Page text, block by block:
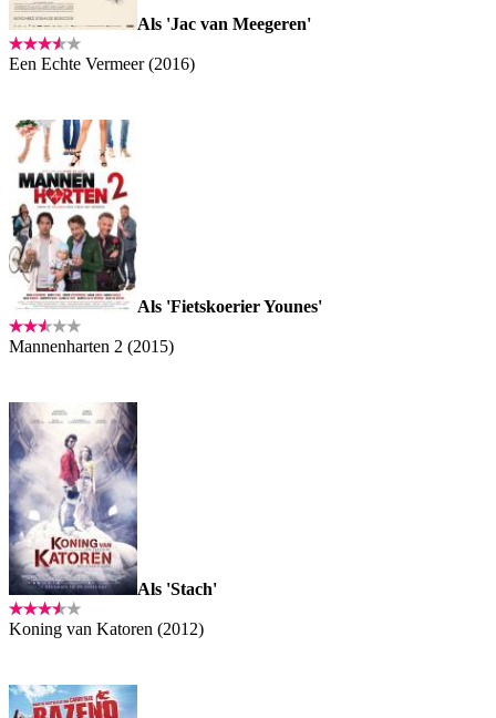
Als 'Jac van Meegeren'
Een Echte Vermeer (2016)
Als 'Fietskoerier Younes'
Mannenharten 2 (2015)
Als 'Stach'
Koning van Katoren (2012)